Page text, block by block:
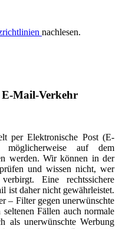
nachlesen.
Mail-Verkehr
per Elektronische Post (E-
auf dem
werden. Wir können in der
und wissen nicht, wer
Eine rechtssichere
ist daher nicht gewährleistet.
– Filter gegen unerwünschte
Fällen auch normale
als unerwünschte Werbung